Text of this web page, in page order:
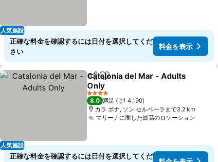
人気施設
正確な料金を確認するには日付を選択してくだ
さい
料金を表示
人気施設
シェアお気に入りに追加
Catalonia del Mar - Adults
Only
4 ホテルのランク
8.0 満足
4,190
カラ ボナ, ソン セルベーラまで3.2 km
マリーナに面した最高のロケーション
正確な料金を確認するには日付を選択してくだ